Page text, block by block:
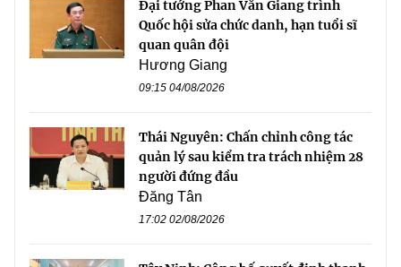
Đại tướng Phan Văn Giang trình
Quốc hội sửa chức danh, hạn tuổi sĩ
quan quân đội
Hương Giang
09:15 04/08/2026
Thái Nguyên: Chấn chỉnh công tác
quản lý sau kiểm tra trách nhiệm 28
người đứng đầu
Đăng Tân
17:02 02/08/2026